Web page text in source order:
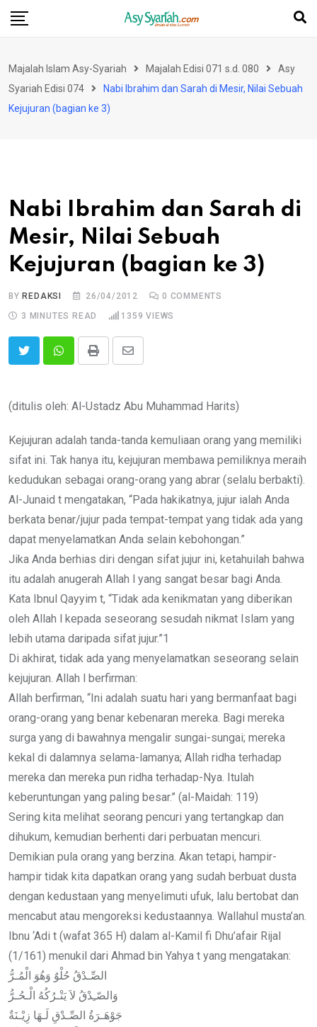
Skip
Majalah Islam Asy-Syariah Majalah Edisi 071 s.d. 080
Asy
Syariah Edisi 074
Nabi Ibrahim dan Sarah di Mesir, Nilai Sebuah
Kejujuran (bagian ke 3)
Nabi Ibrahim dan Sarah di
Mesir, Nilai Sebuah
Kejujuran (bagian ke 3)
BYREDAKSI 26/04/2012 0 COMMENTS
3 MINUTES READ
1359 VIEWS
Print
Share
Email
(ditulis oleh: Al-Ustadz Abu Muhammad Harits)
Kejujuran adalah tanda-tanda kemuliaan orang yang memiliki
sifat ini. Tak hanya itu, kejujuran membawa pemiliknya meraih
kedudukan sebagai orang-orang yang abrar (selalu berbakti).
Al-Junaid t mengatakan, “Pada hakikatnya, jujur ialah Anda
berkata benar/jujur pada tempat-tempat yang tidak ada yang
dapat menyelamatkan Anda selain kebohongan.”
Jika Anda berhias diri dengan sifat jujur ini, ketahuilah bahwa
itu adalah anugerah Allah l yang sangat besar bagi Anda.
Kata Ibnul Qayyim t, “Tidak ada kenikmatan yang diberikan
oleh Allah l kepada seseorang sesudah nikmat Islam yang
lebih utama daripada sifat jujur.”1
Di akhirat, tidak ada yang menyelamatkan seseorang selain
kejujuran. Allah l berfirman:
Allah berfirman, “Ini adalah suatu hari yang bermanfaat bagi
orang-orang yang benar kebenaran mereka. Bagi mereka
surga yang di bawahnya mengalir sungai-sungai; mereka
kekal di dalamnya selama-lamanya; Allah ridha terhadap
mereka dan mereka pun ridha terhadap-Nya. Itulah
keberuntungan yang paling besar.” (al-Maidah: 119)
Sering kita melihat seorang pencuri yang tertangkap dan
dihukum, kemudian berhenti dari perbuatan mencuri.
Demikian pula orang yang berzina. Akan tetapi, hampir-
hampir tidak kita dapatkan orang yang sudah berbuat dusta
dengan kedustaan yang menyelimuti ufuk, lalu bertobat dan
mencabut atau mengoreksi kedustaannya. Wallahul musta’an.
Ibnu ‘Adi t (wafat 365 H) dalam al-Kamil fi Dhu’afair Rijal
(1/161) menukil dari Ahmad bin Yahya t yang mengatakan:
الصِّـدْقُ حُلْوٌ وَهُوَ الْمُـرُّ
وَالصّـِدْقُ لاَ يَتْـرُكُهُ الْـحُـرُّ
جَوْهَـرَةُ الصِّـدْقِ لَـهَا زِيْـنَةٌ